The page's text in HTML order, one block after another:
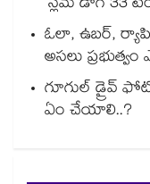
ఓలా, ఉబర్,
అసలు
గూగుల్ డ్రైవ్
ఏం చేయాలి..?